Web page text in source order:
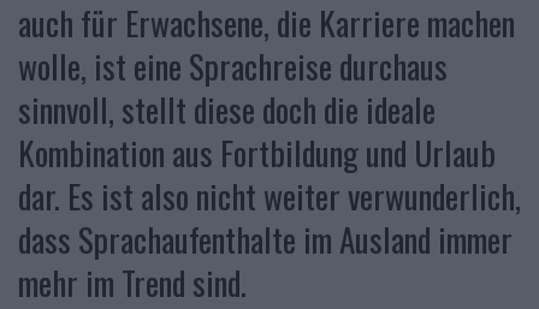
auch für Erwachsene, die Karriere machen
wolle, ist eine Sprachreise durchaus
sinnvoll, stellt diese doch die ideale
Kombination aus Fortbildung und Urlaub
dar. Es ist also nicht weiter verwunderlich,
dass Sprachaufenthalte im Ausland immer
mehr im Trend sind.